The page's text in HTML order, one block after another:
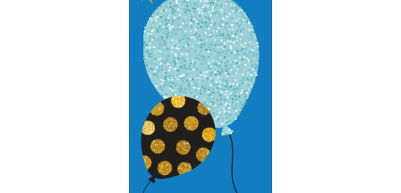
Accueil
Société
Notre équipe
Data Center